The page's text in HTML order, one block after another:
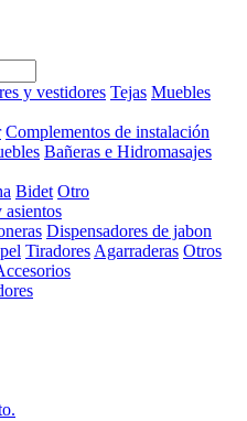
y vestidores Tejas Muebles
Complementos de instalación
Bañeras e Hidromasajes
Bidet Otro
asientos
Dispensadores de jabon
Tiradores Agarraderas Otros